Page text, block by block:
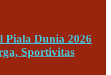
Dunia 2026
Sportivitas